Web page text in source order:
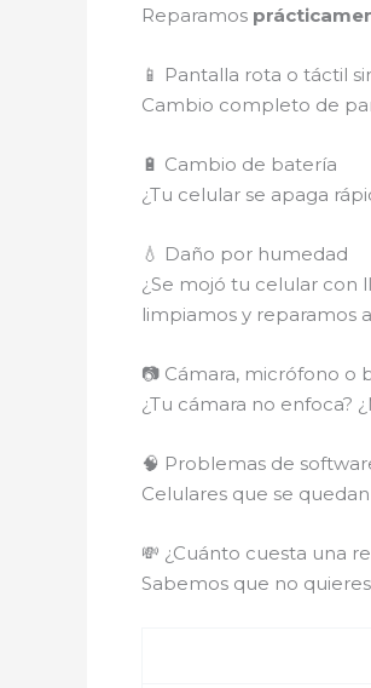
Reparamos
📱 Pantalla rota o táctil
Cambio completo de
🔋 Cambio de batería
¿Tu celular se apaga
💧 Daño por humedad
¿Se mojó tu celular con
limpiamos y reparamos
📷 Cámara, micrófono o
¿Tu cámara no enfoca?
🧠 Problemas de
Celulares que se
💸 ¿Cuánto cuesta una
Sabemos que no